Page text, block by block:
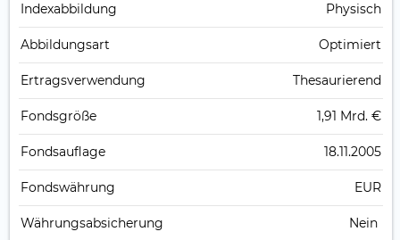
Index­abbildung Physisch
Abbildungs­art Optimiert
Ertrags­verwendung Thesaurierend
Fonds­größe 1,91 Mrd. €
Fonds­auflage 18.11.2005
Fonds­währung EUR
Währungsabsicherung Nein